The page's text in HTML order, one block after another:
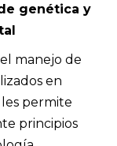
genética y
manejo de
en
permite
principios